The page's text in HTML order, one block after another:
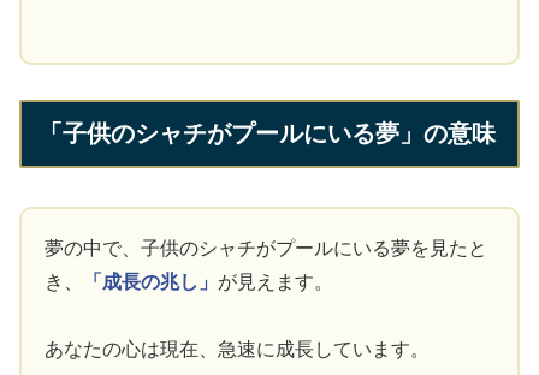
「子供のシャチがプールにいる夢」の意味
夢の中で、子供のシャチがプールにいる夢を見たと
き、
「成長の兆し」 が見えます。
あなたの心は現在、急速に成長しています。